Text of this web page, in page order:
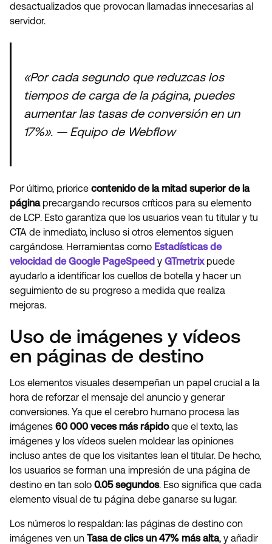
desactualizados que provocan llamadas innecesarias al
servidor.
«Por cada segundo que reduzcas los
tiempos de carga de la página, puedes
aumentar las tasas de conversión en un
17%». — Equipo de Webflow
Por último, priorice contenido de la mitad superior de la
páginaprecargando recursos críticos para su elemento
de LCP. Esto garantiza que los usuarios vean tu titular y tu
CTA de inmediato, incluso si otros elementos siguen
cargándose. Herramientas como Estadísticas de
velocidad de Google PageSpeed y GTmetrixpuede
ayudarlo a identificar los cuellos de botella y hacer un
seguimiento de su progreso a medida que realiza
mejoras.
Uso de imágenes y vídeos
en páginas de destino
Los elementos visuales desempeñan un papel crucial a la
hora de reforzar el mensaje del anuncio y generar
conversiones. Ya que el cerebro humano procesa las
imágenes 60 000 veces más rápidoque el texto, las
imágenes y los vídeos suelen moldear las opiniones
incluso antes de que los visitantes lean el titular. De hecho,
los usuarios se forman una impresión de una página de
destino en tan solo 0.05 segundos. Eso significa que cada
elemento visual de tu página debe ganarse su lugar.
Los números lo respaldan: las páginas de destino con
imágenes ven un Tasa de clics un 47% más alta, y añadir